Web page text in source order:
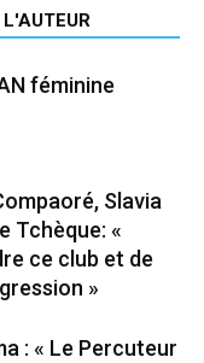
L'AUTEUR
féminine
Slavia
Tchèque: «
ce club et de
»
: « Le Percuteur